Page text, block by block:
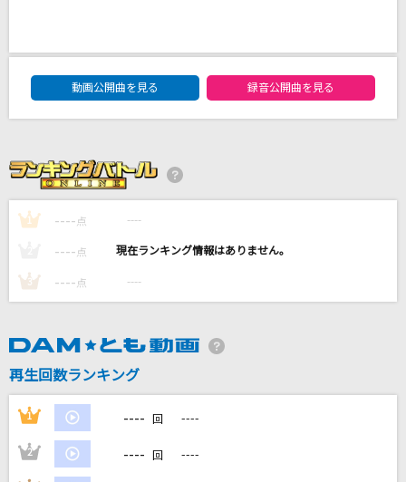
炎の転校生
Mr.Children
アイドルパワー
サクラウサギ
≠ME
DAM★ともボーカルエントリーランキング
動画公開曲を見る
録音公開曲を見る
1 ---- 点 ----
---- 点 ----
3 ---- 点 ----
再生回数ランキング
1 ---- 回 ----
2 ---- 回 ----